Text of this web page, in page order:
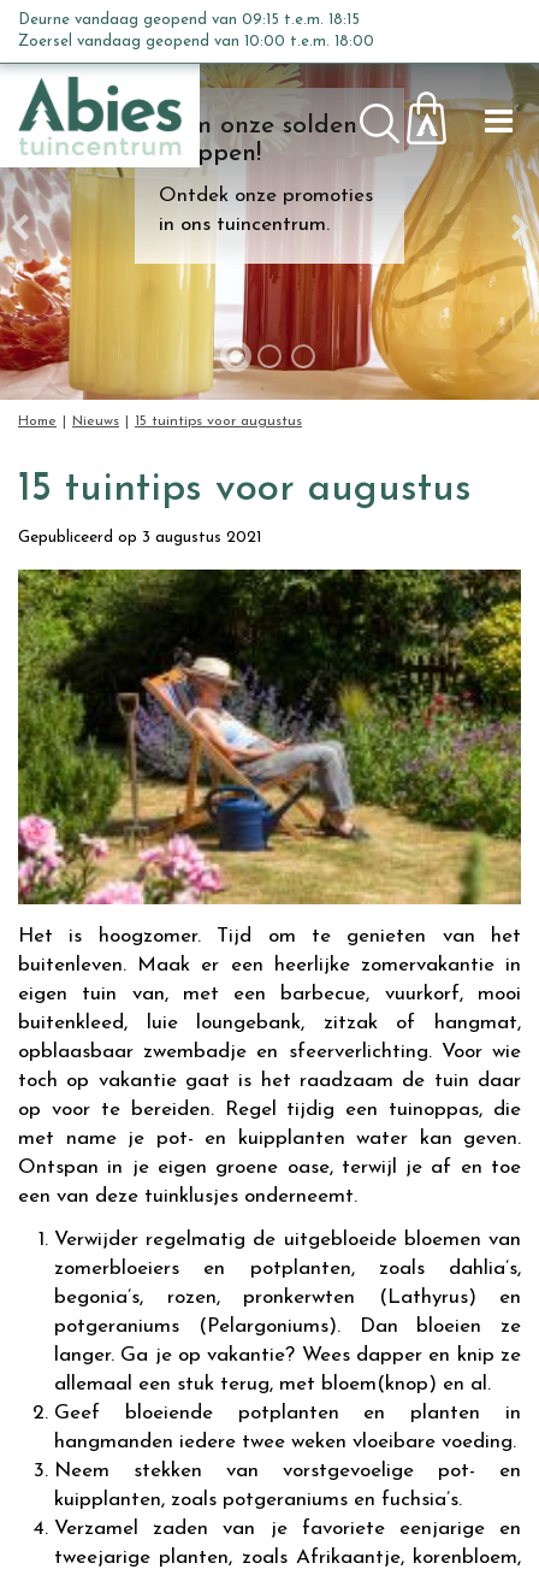
n
c
o
n
t
e
n
t
Kom onze solden
shoppen!
Ontdek onze promoties
in ons tuincentrum.
Home Nieuws 15 tuintips voor augustus
Deurne vandaag geopend van 09:15 t.e.m. 18:15
Zoersel vandaag geopend van 10:00 t.e.m. 18:00
15 tuintips voor augustus
Gepubliceerd op 3 augustus 2021
Het is hoogzomer. Tijd om te genieten van het
buitenleven. Maak er een heerlijke zomervakantie in
eigen tuin van, met een barbecue, vuurkorf, mooi
buitenkleed, luie loungebank, zitzak of hangmat,
opblaasbaar zwembadje en sfeerverlichting. Voor wie
toch op vakantie gaat is het raadzaam de tuin daar
op voor te bereiden. Regel tijdig een tuinoppas, die
met name je pot- en kuipplanten water kan geven.
Ontspan in je eigen groene oase, terwijl je af en toe
een van deze tuinklusjes onderneemt.
Verwijder regelmatig de uitgebloeide bloemen van
zomerbloeiers en potplanten, zoals dahlia’s,
begonia’s, rozen, pronkerwten (Lathyrus) en
potgeraniums (Pelargoniums). Dan bloeien ze
langer. Ga je op vakantie? Wees dapper en knip ze
allemaal een stuk terug, met bloem(knop) en al.
Geef bloeiende potplanten en planten in
hangmanden iedere twee weken vloeibare voeding.
Neem stekken van vorstgevoelige pot- en
kuipplanten, zoals potgeraniums en fuchsia’s.
Verzamel zaden van je favoriete eenjarige en
tweejarige planten, zoals Afrikaantje, korenbloem,